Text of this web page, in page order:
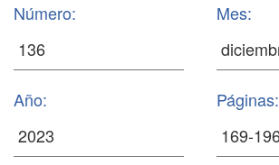
Número: Mes:
Año: Páginas: